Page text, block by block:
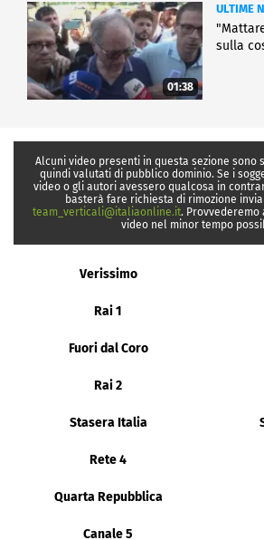
01:38
ULTIME
sulla
Alcuni video presenti in questa sezione sono
quindi valutati di pubblico dominio. Se i
video o gli autori avessero qualcosa in
basterà fare richiesta di rimozione
team_verticali@italiaonline.it.
video nel minor tempo
Verissimo
Rai 1
Fuori dal Coro
Rai 2
Stasera Italia
Rete 4
Quarta Repubblica
Canale 5